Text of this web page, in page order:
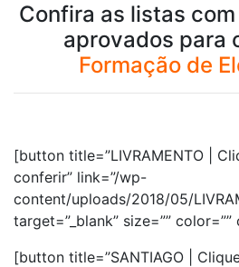
Confira as listas
aprovados para
Formação de
[button title=”LIVRAMENTO |
conferir” link=”/wp-
content/uploads/2018/05/
target=”_blank” size=”” color=””
[button title=”SANTIAGO |